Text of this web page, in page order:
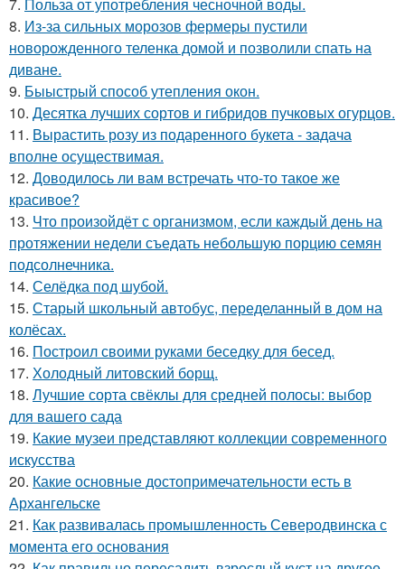
8. Из-за сильных морозов фермеры пустили
новорожденного теленка домой и позволили спать на
диване.
9. Быыстрый способ утепления окон.
10. Десятка лучших сортов и гибридов пучковых огурцов.
11. Вырастить розу из подаренного букета - задача
вполне осуществимая.
12. Доводилось ли вам встречать что-то такое же
красивое?
13. Что произойдёт с организмом, если каждый день на
протяжении недели съедать небольшую порцию семян
подсолнечника.
14. Селёдка под шубой.
15. Старый школьный автобус, переделанный в дом на
колёсах.
16. Построил своими руками беседку для бесед.
17. Холодный литовский борщ.
18. Лучшие сорта свёклы для средней полосы: выбор
для вашего сада
19. Какие музеи представляют коллекции современного
искусства
20. Какие основные достопримечательности есть в
Архангельске
21. Как развивалась промышленность Северодвинска с
момента его основания